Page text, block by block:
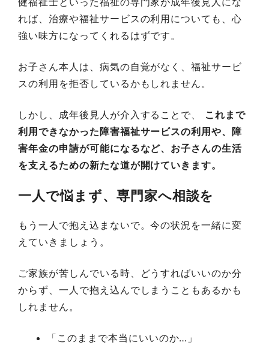
れば、治療や福祉サービスの利用についても、心
強い味方になってくれるはずです。
お子さん本人は、病気の自覚がなく、福祉サービ
スの利用を拒否しているかもしれません。
しかし、成年後見人が介入することで、 これまで
利用できなかった障害福祉サービスの利用や、障
害年金の申請が可能になるなど、お子さんの生活
を支えるための新たな道が開けていきます。
一人で悩まず、専門家へ相談を
もう一人で抱え込まないで。今の状況を一緒に変
えていきましょう。
ご家族が苦しんでいる時、どうすればいいのか分
からず、一人で抱え込んでしまうこともあるかも
しれません。
「このままで本当にいいのか…」